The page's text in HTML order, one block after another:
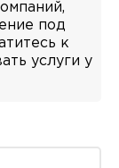
под
к
услуги у